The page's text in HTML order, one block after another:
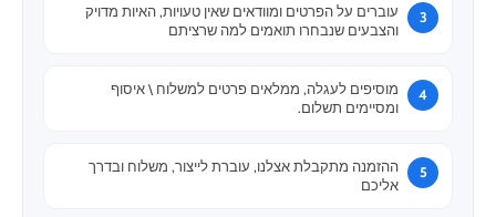
עוברים על הפרטים ומוודאים שאין טעויות, האיות מדויק
והצבעים שנבחרו תואמים למה שרציתם
מוסיפים לעגלה, ממלאים פרטים למשלוח \ איסוף
ומסיימים תשלום.
ההזמנה מתקבלת אצלנו, עוברת לייצור, משלוח ובדרך
אליכם